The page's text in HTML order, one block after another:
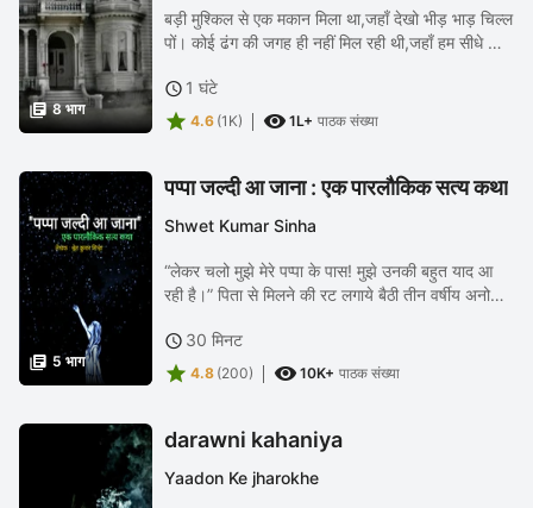
 8 भाग
बड़ी मुश्किल से एक मकान मिला था,जहाँ देखो भीड़ भाड़ चिल्ल
पों। कोई ढंग की जगह ही नहीं मिल रही थी,जहाँ हम सीधे साधे
डिस्टर्ब करने आजाता था।फिर वही...
 1 घंटे
 4.6 (1K)  1L+ पाठक संख्या
 5 भाग
पप्पा जल्दी आ जाना : एक पारलौकिक सत्य कथा
Shwet Kumar Sinha
“लेकर चलो मुझे मेरे पप्पा के पास! मुझे उनकी बहुत याद आ
रही है।” पिता से मिलने की रट लगाये बैठी तीन वर्षीय अनोखी
वाले उसके हृदयभेदी सवालों से...
 30 मिनट
 4.8 (200)  10K+ पाठक संख्या
darawni kahaniya
Yaadon Ke jharokhe